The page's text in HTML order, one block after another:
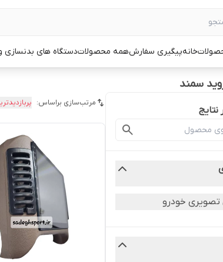
خانهپیگیری سفارشهمه محصولاتدستگاه های بدنسازی
سمند
خودرو
مرتب‌سازی براساس: